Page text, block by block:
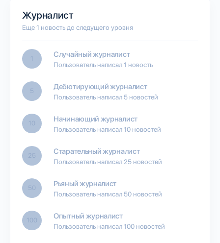
Журналист
Еще 1 новость до следущего уровня
1 Случайный журналист
Пользователь написал 1 новость
5 Дебютирующий журналист
Пользователь написал 5 новостей
10 Начинающий журналист
Пользователь написал 10 новостей
25 Старательный журналист
Пользователь написал 25 новостей
50 Рьяный журналист
Пользователь написал 50 новостей
100 Опытный журналист
Пользователь написал 100 новостей